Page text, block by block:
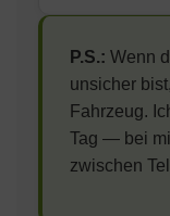
P.S.: Wenn
unsicher
Fahrzeug.
Tag — bei
zwischen